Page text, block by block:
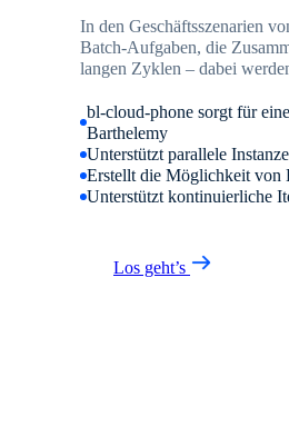
In den Geschäftsszenarien
Batch-Aufgaben, die
langen Zyklen – dabei
bl-cloud-phone sorgt für
Barthelemy
Unterstützt parallele
Erstellt die Möglichkeit von
Unterstützt kontinuierliche
Los geht’s